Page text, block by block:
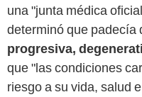
una "junta médica
determinó que padecía
progresiva,
que "las condiciones
riesgo a su vida, salud